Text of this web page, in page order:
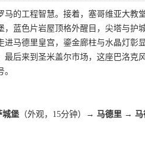
的工程智慧。接着，塞哥维亚大教
蓝色片岩屋顶格外醒目，尖塔与护
马德里皇宫，鎏金廊柱与水晶灯彰
后来到圣米盖尔市场，这座巴洛克
城堡 （外观，15分钟）→ 马德里 → 马